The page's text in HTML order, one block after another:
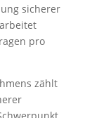
sicherer
pro
zählt